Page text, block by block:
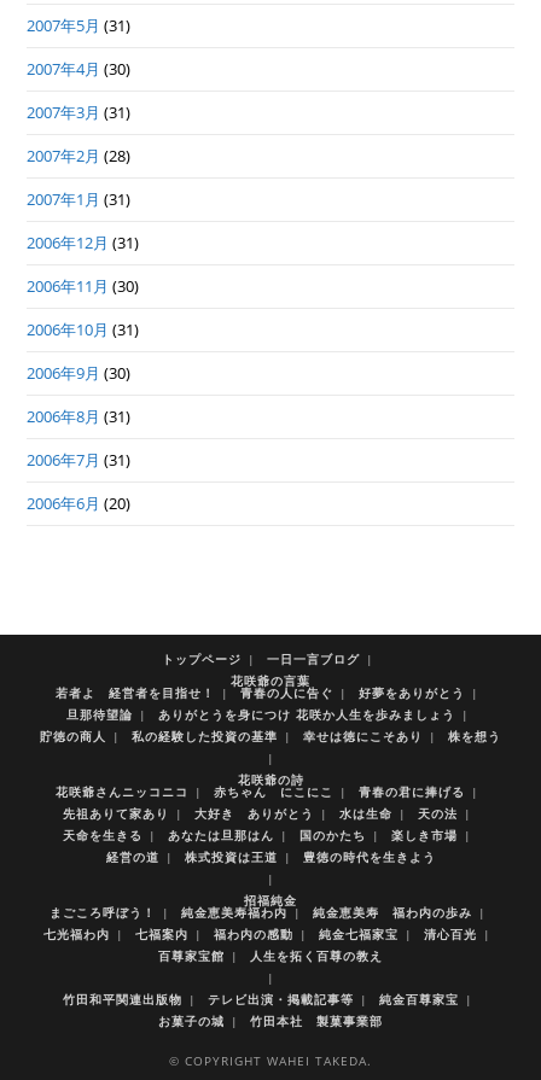
2007年5月 (31)
2007年4月 (30)
2007年3月 (31)
2007年2月 (28)
2007年1月 (31)
2006年12月 (31)
2006年11月 (30)
2006年10月 (31)
2006年9月 (30)
2006年8月 (31)
2006年7月 (31)
2006年6月 (20)
トップページ
一日一言ブログ
花咲爺の言葉
若者よ 経営者を目指せ！ 青春の人に告ぐ
好夢をありがとう
旦那待望論
ありがとうを身につけ 花咲か人生を歩みましょう
貯徳の商人
私の経験した投資の基準 幸せは徳にこそあり 株を想う
花咲爺の詩
花咲爺さんニッコニコ 赤ちゃん にこにこ
青春の君に捧げる
先祖ありて家あり
大好き ありがとう 水は生命
天の法
天命を生きる
あなたは旦那はん 国のかたち
楽しき市場
経営の道
株式投資は王道 豊徳の時代を生きよう
招福純金
まごころ呼ぼう！ 純金恵美寿福わ内
純金恵美寿 福わ内の歩み
七光福わ内
七福案内 福わ内の感動 純金七福家宝
清心百光
百尊家宝館
人生を拓く百尊の教え
竹田和平関連出版物 テレビ出演・掲載記事等
純金百尊家宝
お菓子の城
竹田本社 製菓事業部
© COPYRIGHT WAHEI TAKEDA.